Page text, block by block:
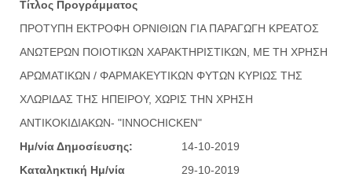
Τίτλος Προγράμματος
ΠΡΟΤΥΠΗ ΕΚΤΡΟΦΗ ΟΡΝΙΘΙΩΝ ΓΙΑ ΠΑΡΑΓΩΓΗ ΚΡΕΑΤΟΣ
ΑΝΩΤΕΡΩΝ ΠΟΙΟΤΙΚΩΝ ΧΑΡΑΚΤΗΡΙΣΤΙΚΩΝ, ΜΕ ΤΗ ΧΡΗΣΗ
ΑΡΩΜΑΤΙΚΩΝ / ΦΑΡΜΑΚΕΥΤΙΚΩΝ ΦΥΤΩΝ ΚΥΡΙΩΣ ΤΗΣ
ΧΛΩΡΙΔΑΣ ΤΗΣ ΗΠΕΙΡΟΥ, ΧΩΡΙΣ ΤΗΝ ΧΡΗΣΗ
ΑΝΤΙΚΟΚΙΔΙΑΚΩΝ- "INNOCHICKEN"
Ημ/νία Δημοσίευσης:
14-10-2019
Καταληκτική Ημ/νία
29-10-2019